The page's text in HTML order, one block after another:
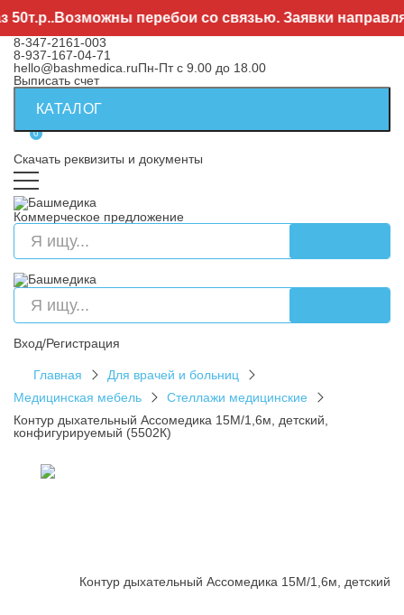
перебои со связью. Заявки
8-347-2161-003
8-937-167-04-71
hello@bashmedica.ruПн-Пт с 9.00 до 18.00
Выписать счет
КАТАЛОГ
0
Скачать реквизиты и документы
Коммерческое предложение
Вход/Регистрация
Главная
Для врачей и больниц
Медицинская мебель
Стеллажи медицинские
Контур дыхательный Ассомедика 15М/1,6м, детский,
конфигурируемый (5502К)